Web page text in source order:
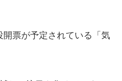
票が予定されている「気